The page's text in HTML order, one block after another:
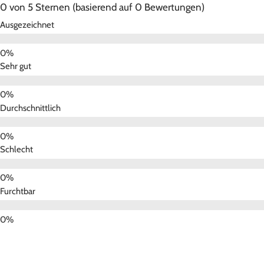
0 von 5 Sternen (basierend auf 0 Bewertungen)
Ausgezeichnet
Sehr gut
Durchschnittlich
Schlecht
Furchtbar